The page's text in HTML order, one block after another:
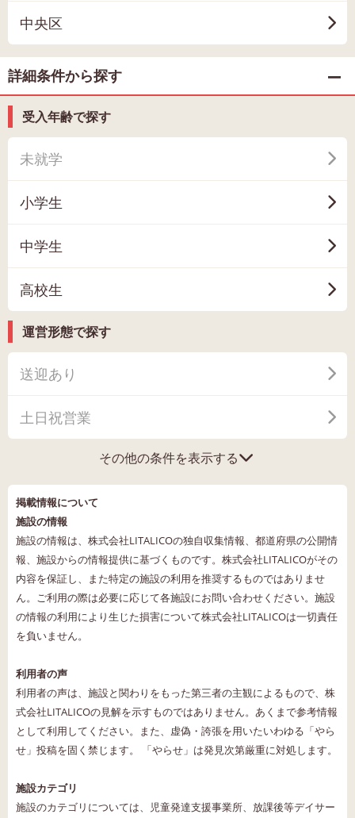
中央区
詳細条件から探す
受入年齢で探す
未就学
小学生
中学生
高校生
運営形態で探す
送迎あり
土日祝営業
その他の条件を表示する
掲載情報について
施設の情報
施設の情報は、株式会社LITALICOの独自収集情報、都道府県の公開情
報、施設からの情報提供に基づくものです。株式会社LITALICOがその
内容を保証し、また特定の施設の利用を推奨するものではありませ
ん。ご利用の際は必要に応じて各施設にお問い合わせください。施設
の情報の利用により生じた損害について株式会社LITALICOは一切責任
を負いません。
利用者の声
利用者の声は、施設と関わりをもった第三者の主観によるもので、株
式会社LITALICOの見解を示すものではありません。あくまで参考情報
として利用してください。また、虚偽・誇張を用いたいわゆる「やら
せ」投稿を固く禁じます。 「やらせ」は発見次第厳重に対処します。
施設カテゴリ
施設のカテゴリについては、児童発達支援事業所、放課後等デイサー